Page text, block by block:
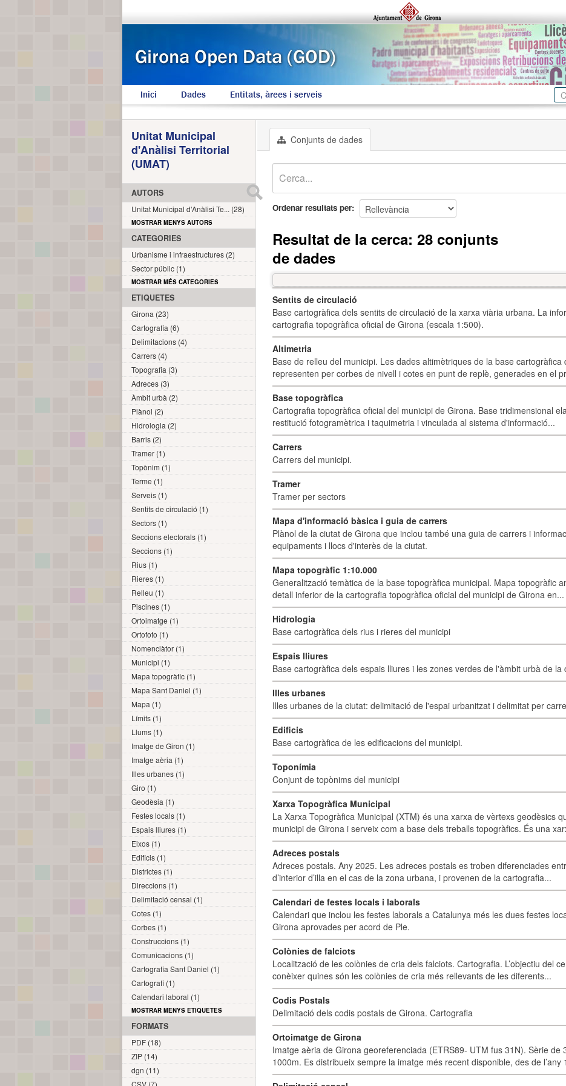
Inici Dades Entitats, àrees i serveis
Conjunts de dades
Ordenar resultats per
Resultat de la cerca: 28 conjunts
de dades
Sentits de circulació
Base cartogràfica dels sentits de circulació de la xarxa viària urbana. La
cartografia topogràfica oficial de Girona (escala 1:500).
Altimetria
Base de relleu del municipi. Les dades altimètriques de la base cartogràfica
representen per corbes de nivell i cotes en punt de replè, generades en el
Base topogràfica
Cartografia topogràfica oficial del municipi de Girona. Base tridimensional
restitució fotogramètrica i taquimetria i vinculada al sistema d'informació...
Carrers
Carrers del municipi.
Tramer
Tramer per sectors
Mapa d'informació bàsica i guia de carrers
Plànol de la ciutat de Girona que inclou també una guia de carrers i
equipaments i llocs d'interès de la ciutat.
Mapa topogràfic 1:10.000
Generalització temàtica de la base topogràfica municipal. Mapa topogràfic
detall inferior de la cartografia topogràfica oficial del municipi de Girona en...
Hidrologia
Base cartogràfica dels rius i rieres del municipi
Espais lliures
Base cartogràfica dels espais lliures i les zones verdes de l'àmbit urbà de la
Illes urbanes
Illes urbanes de la ciutat: delimitació de l'espai urbanitzat i delimitat per
Edificis
Base cartogràfica de les edificacions del municipi.
Toponímia
Conjunt de topònims del municipi
Xarxa Topogràfica Municipal
La Xarxa Topogràfica Municipal (XTM) és una xarxa de vèrtexs geodèsics
municipi de Girona i serveix com a base dels treballs topogràfics. És una
Adreces postals
Adreces postals. Any 2025. Les adreces postals es troben diferenciades
d’interior d’illa en el cas de la zona urbana, i provenen de la cartografia...
Calendari de festes locals i laborals
Calendari que inclou les festes laborals a Catalunya més les dues festes
Girona aprovades per acord de Ple.
Colònies de falciots
Localització de les colònies de cria dels falciots. Cartografia. L’objectiu del
conèixer quines són les colònies de cria més rellevants de les diferents...
Codis Postals
Delimitació dels codis postals de Girona. Cartografia
Ortoimatge de Girona
Imatge aèria de Girona georeferenciada (ETRS89- UTM fus 31N). Sèrie de
1000m. Es distribueix sempre la imatge més recent disponible, des de l’any
Unitat Municipal
d'Anàlisi Territorial
(UMAT)
AUTORS
Unitat Municipal d'Anàlisi Te... (28)
MOSTRAR MENYS AUTORS
CATEGORIES
Urbanisme i infraestructures (2)
Sector públic (1)
MOSTRAR MÉS CATEGORIES
ETIQUETES
Girona (23)
Cartografia (6)
Delimitacions (4)
Carrers (4)
Topografia (3)
Adreces (3)
Àmbit urbà (2)
Plànol (2)
Hidrologia (2)
Barris (2)
Tramer (1)
Topònim (1)
Terme (1)
Serveis (1)
Sentits de circulació (1)
Sectors (1)
Seccions electorals (1)
Seccions (1)
Rius (1)
Rieres (1)
Relleu (1)
Piscines (1)
Ortoimatge (1)
Ortofoto (1)
Nomenclàtor (1)
Municipi (1)
Mapa topogràfic (1)
Mapa Sant Daniel (1)
Mapa (1)
Límits (1)
Llums (1)
Imatge de Giron (1)
Imatge aèria (1)
Illes urbanes (1)
Giro (1)
Geodèsia (1)
Festes locals (1)
Espais lliures (1)
Eixos (1)
Edificis (1)
Districtes (1)
Direccions (1)
Delimitació censal (1)
Cotes (1)
Corbes (1)
Construccions (1)
Comunicacions (1)
Cartografia Sant Daniel (1)
Cartografi (1)
Calendari laboral (1)
MOSTRAR MENYS ETIQUETES
FORMATS
PDF (18)
ZIP (14)
dgn (11)
CSV (7)